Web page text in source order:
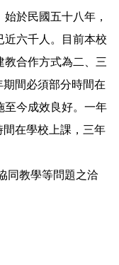
於民國五十八年，
近六千人。目前本校
教合作方式為二、三
間必須部分時間在
至今成效良好。一年
間在學校上課，三年
同教學等問題之洽